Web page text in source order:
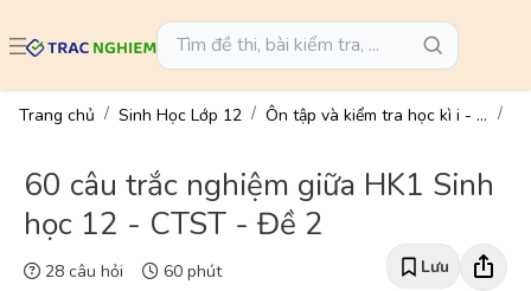
Trang chủ Sinh Học Lớp 12 Ôn tập và kiểm tra học kì i - sinh học 12
60 câu trắc nghiệm giữa HK1 Sinh
học 12 - CTST - Đề 2
28 câu hỏi 60 phút Lưu